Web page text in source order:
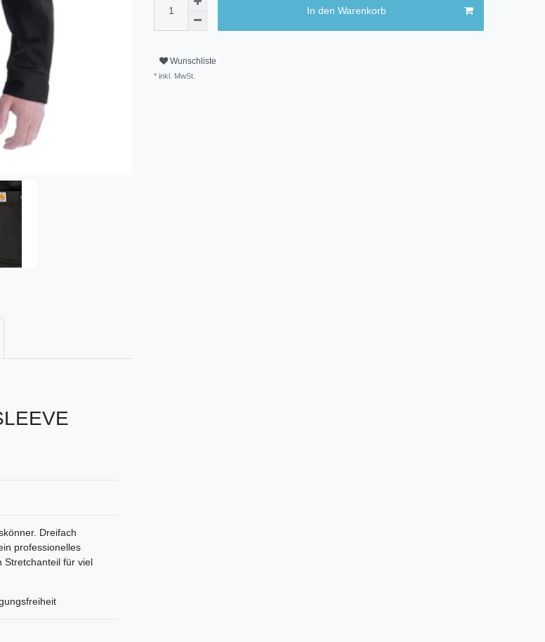
In den Warenkorb
Wunschliste
* inkl. MwSt.
Dreifach
professionelles
Stretchanteil für viel